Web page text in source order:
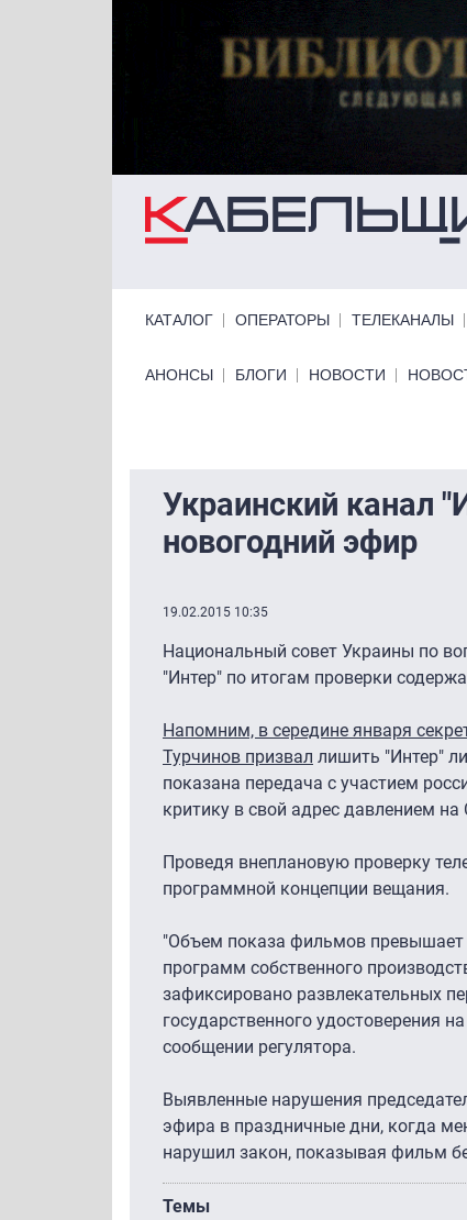
КАТАЛОГ ОПЕРАТОРЫ ТЕЛЕКАНАЛЫ
Primary links bottom
АНОНСЫ БЛОГИ НОВОСТИ
Украинский канал
новогодний эфир
19.02.2015 10:35
Национальный совет Украины по
"Интер" по итогам проверки
Напомним, в середине января
Турчинов призвал лишить "Интер"
показана передача с участием
критику в свой адрес давлением
Проведя внеплановую проверку
программной концепции вещания.
"Объем показа фильмов превышает
программ собственного
зафиксировано развлекательных
государственного удостоверения
сообщении регулятора.
Выявленные нарушения
эфира в праздничные дни, когда
нарушил закон, показывая фильм
Темы